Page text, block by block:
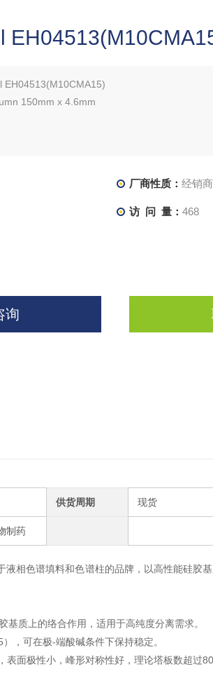
EH04513(M10CMA15)
150mm x 4.6mm
厂商性质： 经销商
访 问 量： 468
询
供货周期 现货
制药
相色谱填料和色谱柱的品牌，以高性能硅胶
质上的络合作用，适用于高纯度分离需求。
，可在极-端酸碱条件下保持稳定。
面极性小，峰形对称性好，理论塔板数超过